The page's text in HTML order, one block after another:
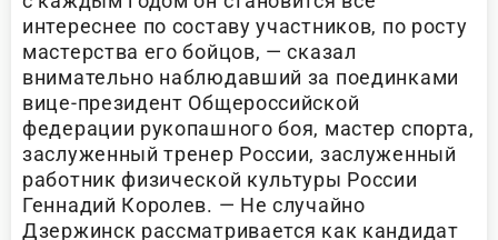
интереснее по составу участников, по росту
мастерства его бойцов, — сказал
внимательно наблюдавший за поединками
вице-президент Общероссийской
федерации рукопашного боя, мастер спорта,
заслуженный тренер России, заслуженный
работник физической культуры России
Геннадий Королев. — Не случайно
Дзержинск рассматривается как кандидат